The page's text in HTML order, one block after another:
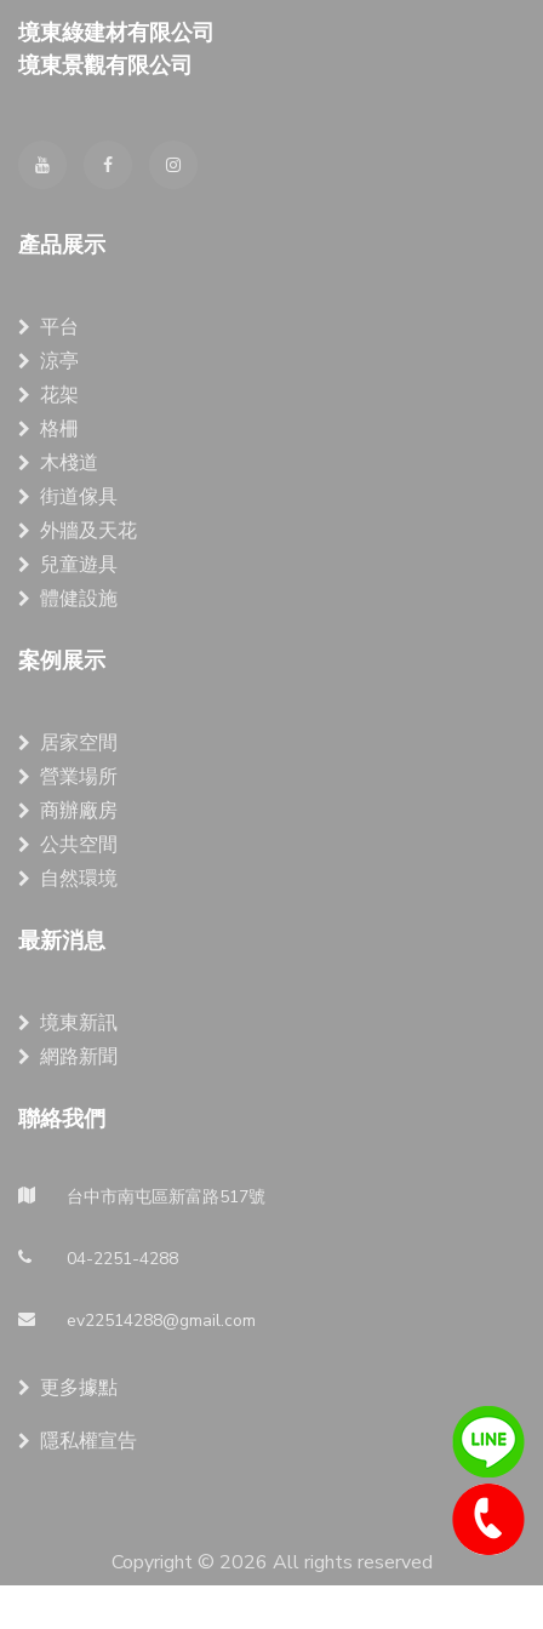
境東綠建材有限公司
境東景觀有限公司
產品展示
平台
涼亭
花架
格柵
木棧道
街道傢具
外牆及天花
兒童遊具
體健設施
案例展示
居家空間
營業場所
商辦廠房
公共空間
自然環境
最新消息
境東新訊
網路新聞
聯絡我們
台中市南屯區新富路517號
04-2251-4288
ev22514288@gmail.com
更多據點
隱私權宣告
Copyright © 2026 All rights reserved